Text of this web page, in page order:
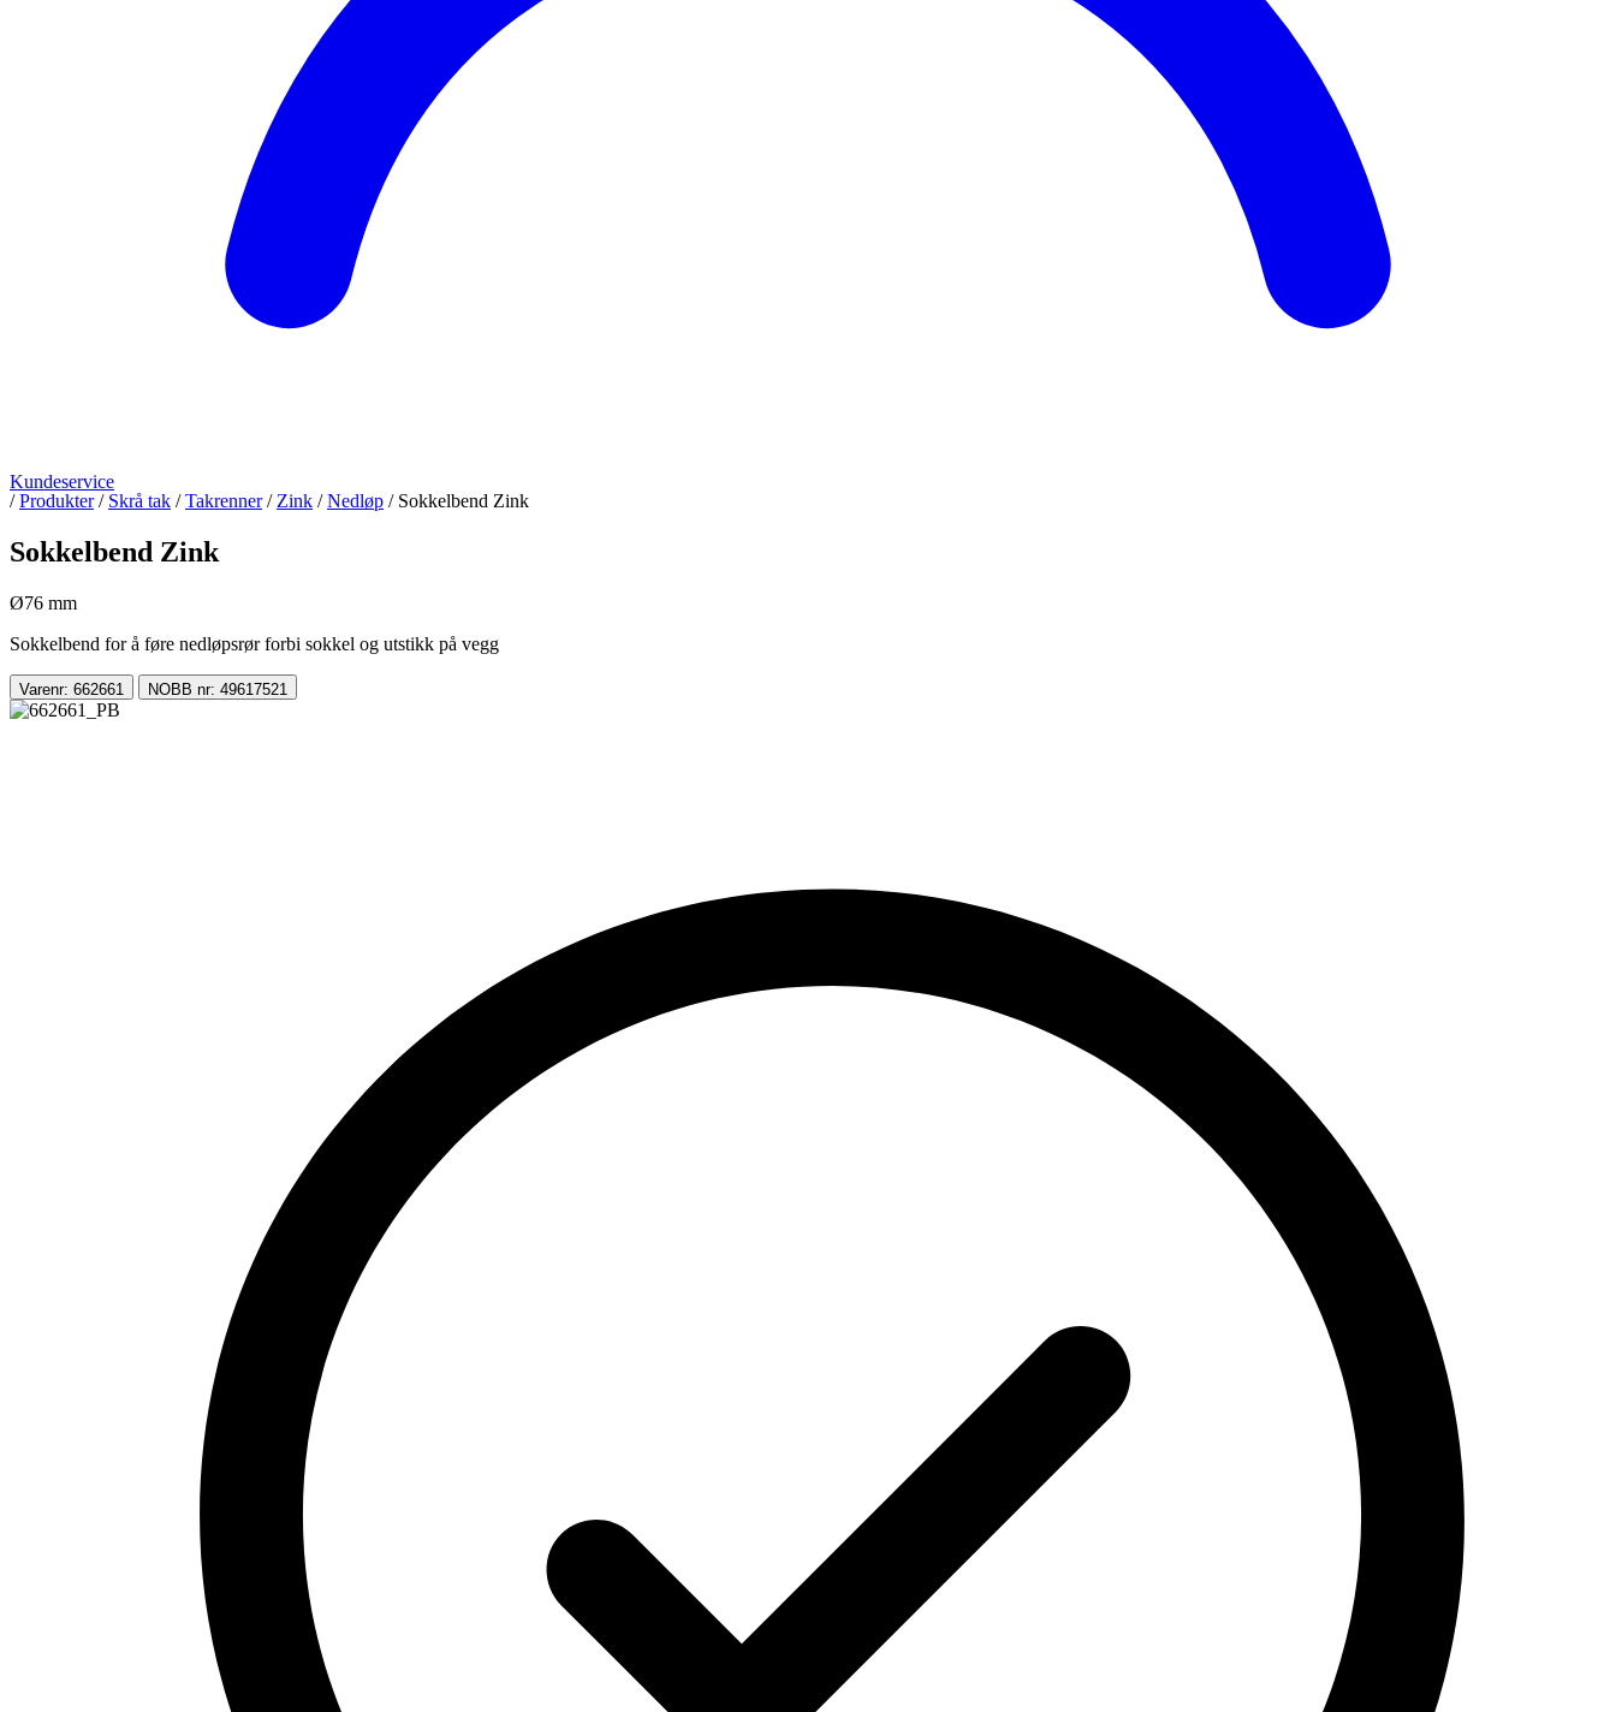
Kundeservice
/ Produkter / Skrå tak / Takrenner / Zink / Nedløp / Sokkelbend Zink
Sokkelbend Zink
Ø76 mm
Sokkelbend for å føre nedløpsrør forbi sokkel og utstikk på vegg
Varenr: 662661 NOBB nr: 49617521